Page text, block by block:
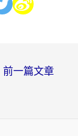
前一篇文章